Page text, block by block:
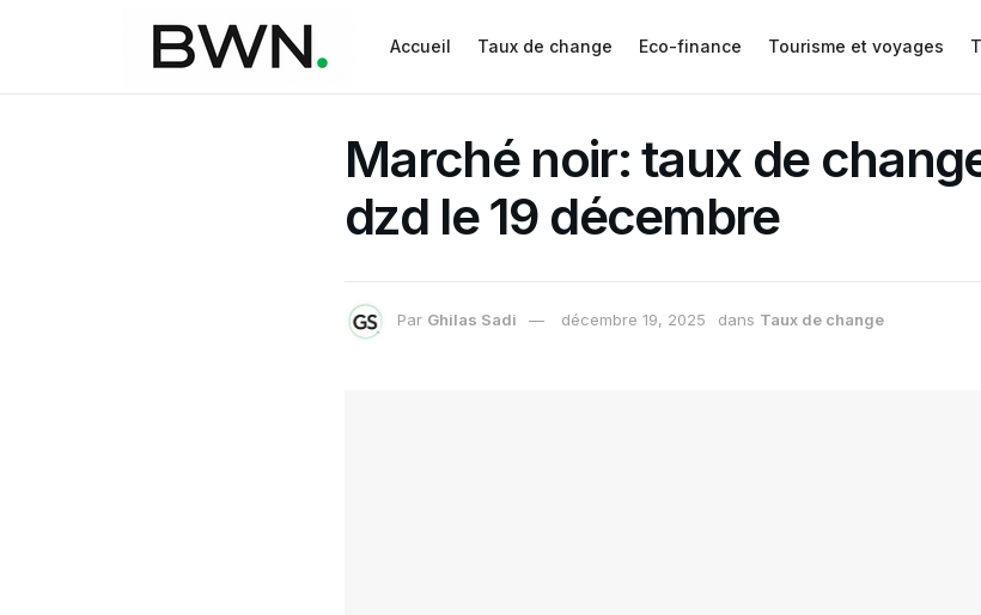
Accueil Taux de change Eco-finance Tourisme et voyages
Marché noir: taux de
dzd le 19 décembre
Par Ghilas Sadi décembre 19, 2025 dans Taux de change